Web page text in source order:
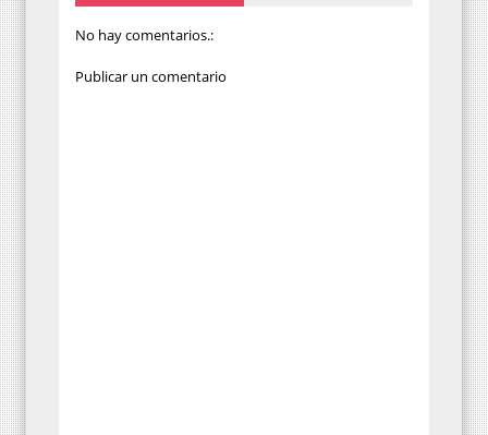
No hay comentarios.:
Publicar un comentario